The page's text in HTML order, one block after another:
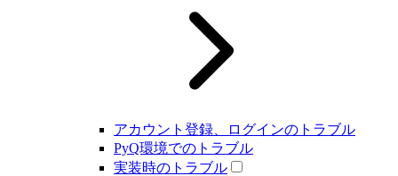
アカウント登録、ログインのトラブル
PyQ環境でのトラブル
実装時のトラブル